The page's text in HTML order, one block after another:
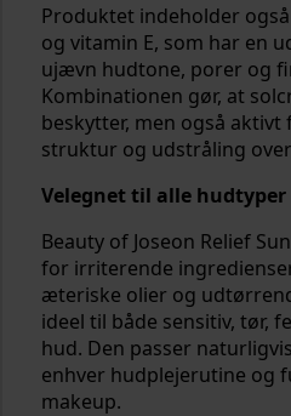
Produktet indeholder
og vitamin E, som har en
ujævn hudtone, porer og
Kombinationen gør, at
beskytter, men også
struktur og udstråling
Velegnet til alle hudtyper
Beauty of Joseon Relief
for irriterende
æteriske olier og
ideel til både sensitiv, tør,
hud. Den passer
enhver hudplejerutine og
makeup.